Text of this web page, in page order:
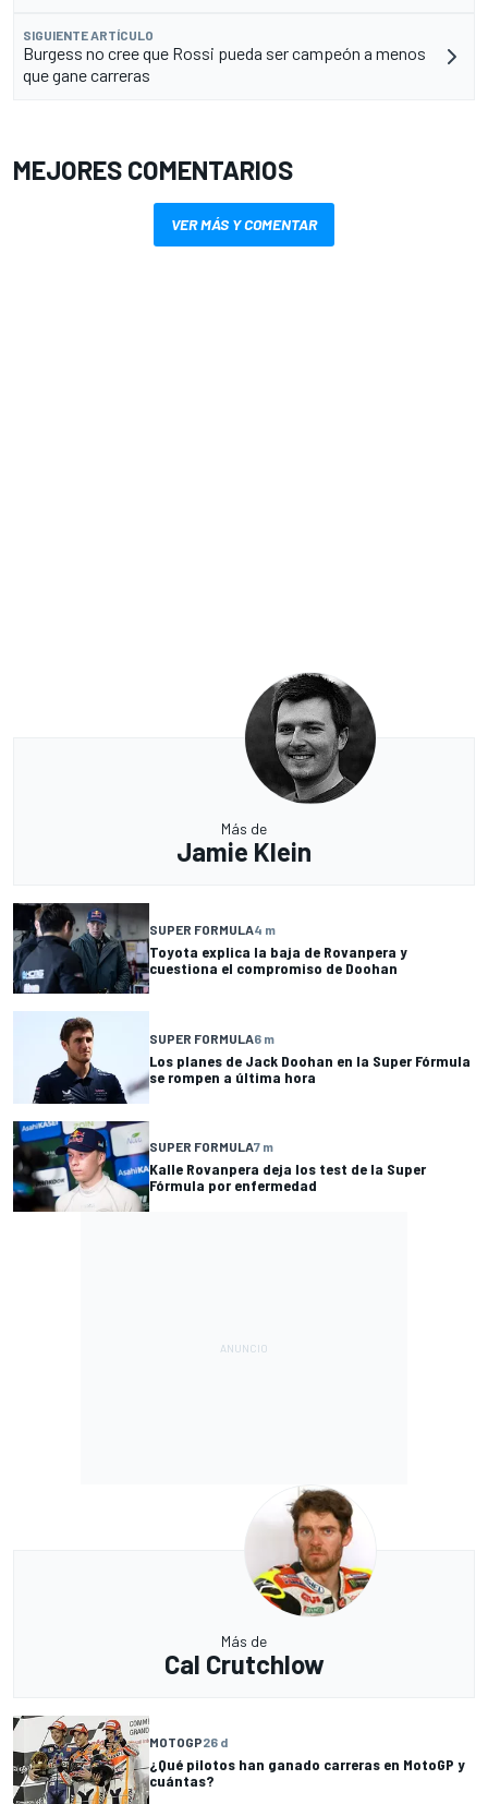
SIGUIENTE ARTÍCULO
Burgess no cree que Rossi pueda ser campeón a menos
que gane carreras
MEJORES COMENTARIOS
VER MÁS Y COMENTAR
Más de
Jamie Klein
SUPER FORMULA4 m
Toyota explica la baja de Rovanpera y
cuestiona el compromiso de Doohan
SUPER FORMULA6 m
Los planes de Jack Doohan en la Super Fórmula
se rompen a última hora
SUPER FORMULA7 m
Kalle Rovanpera deja los test de la Super
Fórmula por enfermedad
Más de
Cal Crutchlow
MOTOGP26 d
¿Qué pilotos han ganado carreras en MotoGP y
cuántas?